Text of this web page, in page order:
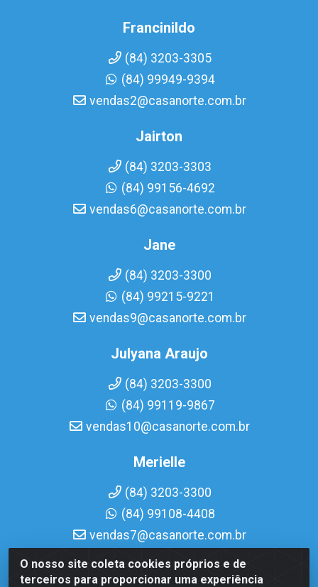
O nosso site coleta cookies próprios e de
terceiros para proporcionar uma experiência
Francinildo
(84) 3203-3305
(84) 99949-9394
vendas2@casanorte.com.br
Jairton
(84) 3203-3303
(84) 99156-4692
vendas6@casanorte.com.br
Jane
(84) 3203-3300
(84) 99215-9221
vendas9@casanorte.com.br
Julyana Araujo
(84) 3203-3300
(84) 99119-9867
vendas10@casanorte.com.br
Merielle
(84) 3203-3300
(84) 99108-4408
vendas7@casanorte.com.br
Casa Norte LTDA - Av. Interventor Mário Câmara, 1815 -